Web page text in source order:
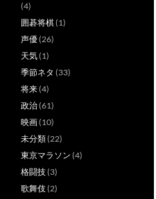
(4)
囲碁将棋(1)
声優(26)
天気(1)
季節ネタ (33)
将来(4)
政治(61)
映画(10)
未分類(22)
東京マラソン (4)
格闘技(3)
歌舞伎(2)